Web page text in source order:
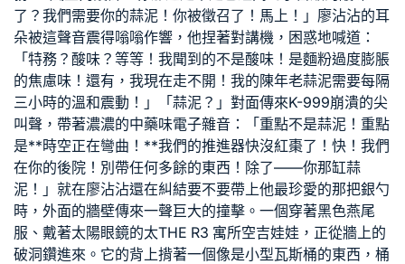
了？我們需要你的蒜泥！你被徵召了！馬上！」廖沾沾的耳
朵被這聲音震得嗡嗡作響，他捏著對講機，困惑地喊道：
「特務？酸味？等等！我聞到的不是酸味！是麵粉過度膨脹
的焦慮味！還有，我現在走不開！我的陳年老蒜泥需要每隔
三小時的溫和震動！」「蒜泥？」對面傳來K-999崩潰的尖
叫聲，帶著濃濃的中藥味電子雜音：「重點不是蒜泥！重點
是**時空正在彎曲！**我們的推進器快沒紅棗了！快！我們
在你的後院！別帶任何多餘的東西！除了——你那缸蒜
泥！」就在廖沾沾還在糾結要不要帶上他最珍愛的那把銀勺
時，外面的牆壁傳來一聲巨大的撞擊。一個穿著黑色燕尾
服、戴著太陽眼鏡的太THE R3 寓所空吉娃娃，正從牆上的
破洞鑽進來。它的背上揹著一個像是小型瓦斯桶的東西，桶